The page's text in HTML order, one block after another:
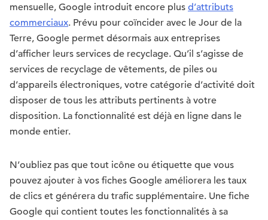
mensuelle, Google introduit encore plus d’attributs
commerciaux. Prévu pour coïncider avec le Jour de la
Terre, Google permet désormais aux entreprises
d’afficher leurs services de recyclage. Qu’il s’agisse de
services de recyclage de vêtements, de piles ou
d’appareils électroniques, votre catégorie d’activité doit
disposer de tous les attributs pertinents à votre
disposition. La fonctionnalité est déjà en ligne dans le
monde entier.
N’oubliez pas que tout icône ou étiquette que vous
pouvez ajouter à vos fiches Google améliorera les taux
de clics et générera du trafic supplémentaire. Une fiche
Google qui contient toutes les fonctionnalités à sa